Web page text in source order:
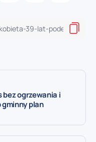
bez ogrzewania i
plan